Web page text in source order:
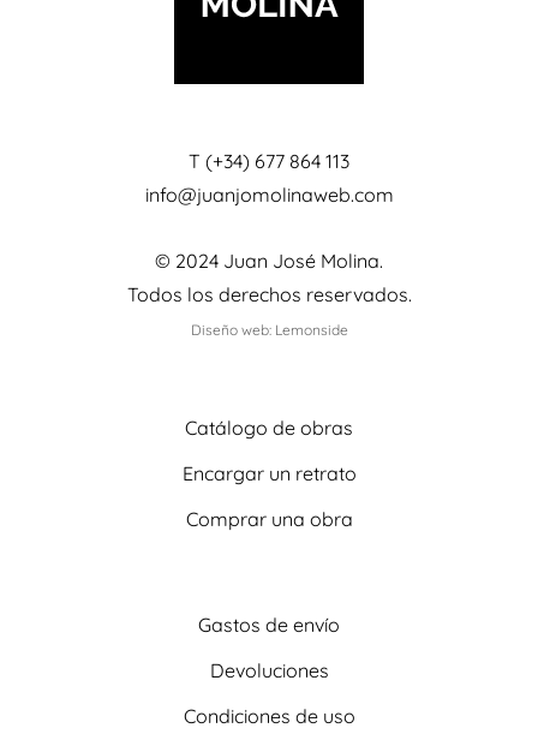
T (+34) 677 864 113
info@juanjomolinaweb.com
© 2024 Juan José Molina.
Todos los derechos reservados.
Diseño web: Lemonside
Catálogo de obras
Encargar un retrato
Comprar una obra
Gastos de envío
Devoluciones
Condiciones de uso